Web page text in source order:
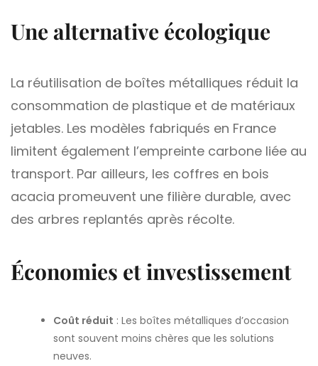
Une alternative écologique
La réutilisation de boîtes métalliques réduit la
consommation de plastique et de matériaux
jetables. Les modèles fabriqués en France
limitent également l’empreinte carbone liée au
transport. Par ailleurs, les coffres en bois
acacia promeuvent une filière durable, avec
des arbres replantés après récolte.
Économies et investissement
Coût réduit : Les boîtes métalliques d’occasion
sont souvent moins chères que les solutions
neuves.